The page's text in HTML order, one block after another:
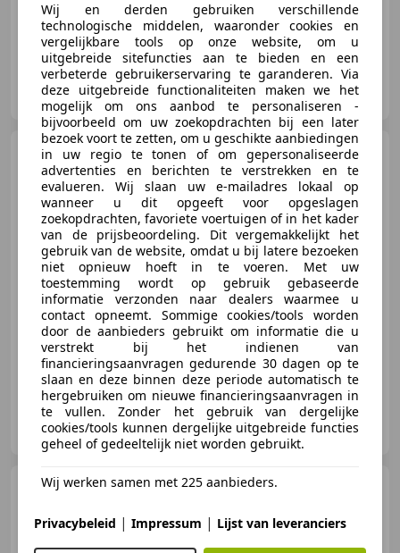
Hofman Leek
NL-9351 PV LEEK
Mercedes-Benz 200W124
E
€ 19.750
01/1994 1 km Benzine -/-
Geevers Classic Cars B.V.
NL-5721 VH ASTEN
Mercedes-Benz 200
Wij en derden gebruiken verschillende
technologische middelen, waaronder cookies en
vergelijkbare tools op onze website, om u
uitgebreide sitefuncties aan te bieden en een
verbeterde gebruikerservaring te garanderen. Via
deze uitgebreide functionaliteiten maken we het
mogelijk om ons aanbod te personaliseren -
bijvoorbeeld om uw zoekopdrachten bij een later
bezoek voort te zetten, om u geschikte aanbiedingen
in uw regio te tonen of om gepersonaliseerde
advertenties en berichten te verstrekken en te
evalueren. Wij slaan uw e-mailadres lokaal op
wanneer u dit opgeeft voor opgeslagen
zoekopdrachten, favoriete voertuigen of in het kader
van de prijsbeoordeling. Dit vergemakkelijkt het
gebruik van de website, omdat u bij latere bezoeken
niet opnieuw hoeft in te voeren. Met uw
toestemming wordt op gebruik gebaseerde
informatie verzonden naar dealers waarmee u
contact opneemt. Sommige cookies/tools worden
door de aanbieders gebruikt om informatie die u
verstrekt bij het indienen van
financieringsaanvragen gedurende 30 dagen op te
slaan en deze binnen deze periode automatisch te
hergebruiken om nieuwe financieringsaanvragen in
te vullen. Zonder het gebruik van dergelijke
cookies/tools kunnen dergelijke uitgebreide functies
geheel of gedeeltelijk niet worden gebruikt.
Wij werken samen met 225 aanbieders.
Privacybeleid | Impressum | Lijst van leveranciers